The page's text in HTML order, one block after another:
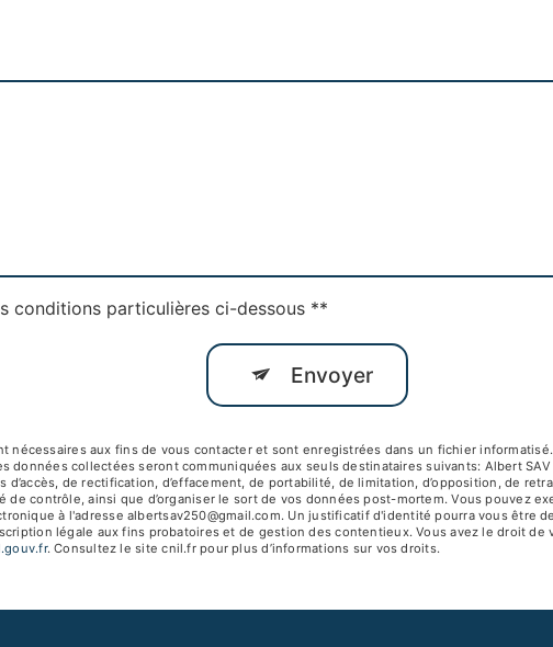
conditions particulières ci-dessous **
Envoyer
nécessaires aux fins de vous contacter et sont enregistrées dans un fichier
données collectées seront communiquées aux seuls destinataires suivants: Albert
d’accès, de rectification, d’effacement, de portabilité, de limitation, d’opposition, de
de contrôle, ainsi que d’organiser le sort de vos données post-mortem. Vous pouvez
à l'adresse albertsav250@gmail.com. Un justificatif d'identité pourra vous être
légale aux fins probatoires et de gestion des contentieux. Vous avez le droit
. Consultez le site cnil.fr pour plus d’informations sur vos droits.